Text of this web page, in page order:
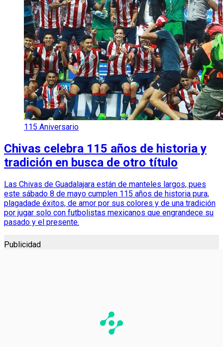
115 Aniversario
Chivas celebra 115 años de historia y
tradición en busca de otro título
Las Chivas de Guadalajara están de manteles largos, pues
este sábado 8 de mayo cumplen 115 años de historia pura,
plagadade éxitos, de amor por sus colores y de una tradición
por jugar solo con futbolistas mexicanos que engrandece su
pasado y el presente.
Publicidad